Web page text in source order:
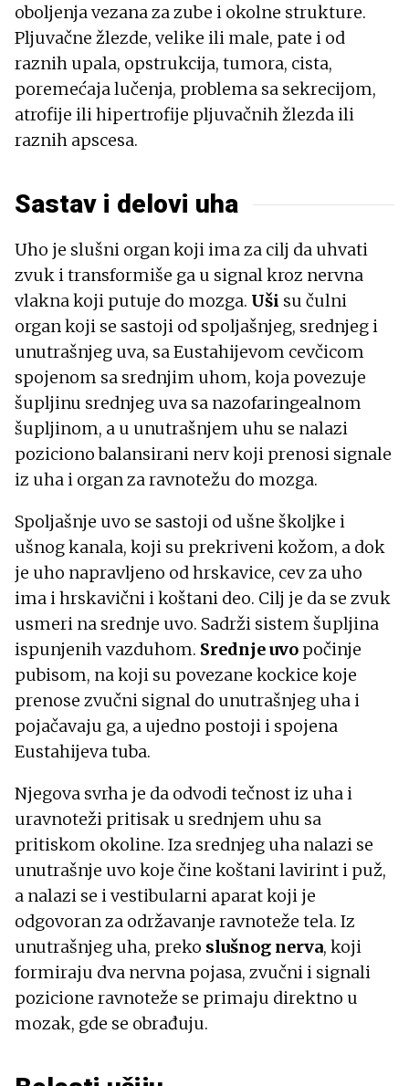
oboljenja vezana za zube i okolne strukture.
Pljuvačne žlezde, velike ili male, pate i od
raznih upala, opstrukcija, tumora, cista,
poremećaja lučenja, problema sa sekrecijom,
atrofije ili hipertrofije pljuvačnih žlezda ili
raznih apscesa.
Sastav i delovi uha
Uho je slušni organ koji ima za cilj da uhvati
zvuk i transformiše ga u signal kroz nervna
vlakna koji putuje do mozga. Uši su čulni
organ koji se sastoji od spoljašnjeg, srednjeg i
unutrašnjeg uva, sa Eustahijevom cevčicom
spojenom sa srednjim uhom, koja povezuje
šupljinu srednjeg uva sa nazofaringealnom
šupljinom, a u unutrašnjem uhu se nalazi
poziciono balansirani nerv koji prenosi signale
iz uha i organ za ravnotežu do mozga.
Spoljašnje uvo se sastoji od ušne školjke i
ušnog kanala, koji su prekriveni kožom, a dok
je uho napravljeno od hrskavice, cev za uho
ima i hrskavični i koštani deo. Cilj je da se zvuk
usmeri na srednje uvo. Sadrži sistem šupljina
ispunjenih vazduhom. Srednje uvo počinje
pubisom, na koji su povezane kockice koje
prenose zvučni signal do unutrašnjeg uha i
pojačavaju ga, a ujedno postoji i spojena
Eustahijeva tuba.
Njegova svrha je da odvodi tečnost iz uha i
uravnoteži pritisak u srednjem uhu sa
pritiskom okoline. Iza srednjeg uha nalazi se
unutrašnje uvo koje čine koštani lavirint i puž,
a nalazi se i vestibularni aparat koji je
odgovoran za održavanje ravnoteže tela. Iz
unutrašnjeg uha, preko slušnog nerva, koji
formiraju dva nervna pojasa, zvučni i signali
pozicione ravnoteže se primaju direktno u
mozak, gde se obrađuju.